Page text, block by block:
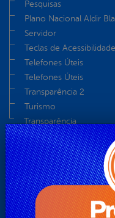
Pesquisas
Plano Nacional Aldir
Servidor
Teclas de
Telefones Úteis
Telefones Úteis
Transparência 2
Turismo
Transparência
Secretarias
ADMINISTRAÇÃO
AGRICULTURA,
HÍDRICOS
ASSISTÊNCIA E
HUMANOS E